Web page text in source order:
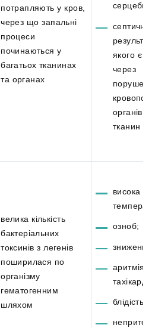
потрапляють у кров,
через що запальні
процеси
починаються у
багатьох тканинах
та органах
якого є
через
органів та
тканин
велика кількість
бактеріальних
токсинів з легенів
поширилася по
організму
гематогенним
шляхом
висока
озноб;
знижений
аритмія;
блідість